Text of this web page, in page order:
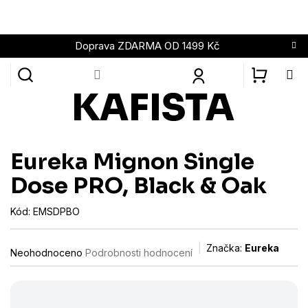
obsah
Doprava ZDARMA OD 1499 Kč
Eureka Mignon Single
Dose PRO, Black & Oak
Kód: EMSDPBO
Průměrné
hodnocení
Neohodnoceno Podrobnosti hodnocení Značka: Eureka